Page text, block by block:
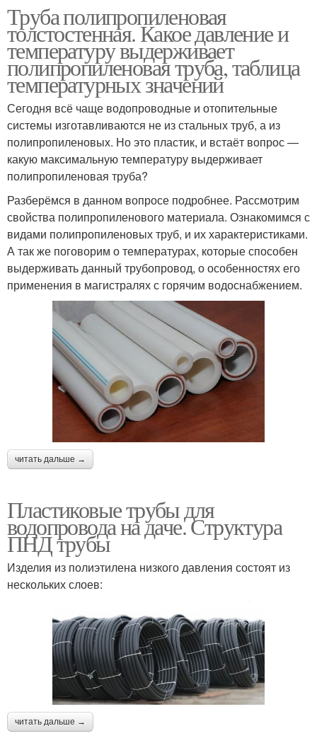
Труба полипропиленовая
толстостенная. Какое давление и
температуру выдерживает
полипропиленовая труба, таблица
температурных значений
Сегодня всё чаще водопроводные и отопительные
системы изготавливаются не из стальных труб, а из
полипропиленовых. Но это пластик, и встаёт вопрос —
какую максимальную температуру выдерживает
полипропиленовая труба?
Разберёмся в данном вопросе подробнее. Рассмотрим
свойства полипропиленового материала. Ознакомимся с
видами полипропиленовых труб, и их характеристиками.
А так же поговорим о температурах, которые способен
выдерживать данный трубопровод, о особенностях его
применения в магистралях с горячим водоснабжением.
читать дальше →
Пластиковые трубы для
водопровода на даче. Структура
ПНД трубы
Изделия из полиэтилена низкого давления состоят из
нескольких слоев:
читать дальше →